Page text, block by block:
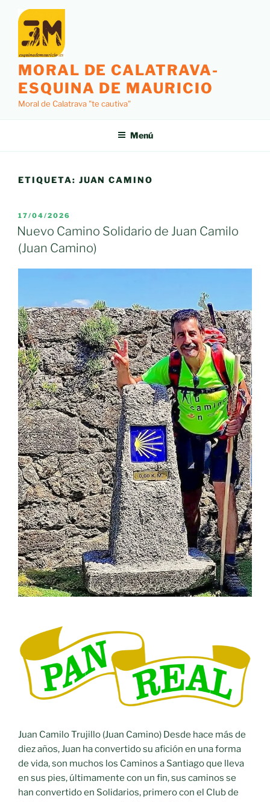
contenido
MORAL DE CALATRAVA-
ESQUINA DE MAURICIO
Moral de Calatrava "te cautiva"
Menú
ETIQUETA: JUAN CAMINO
PUBLICADO
EL
17/04/2026
Nuevo Camino Solidario de Juan Camilo
(Juan Camino)
Juan Camilo Trujillo (Juan Camino) Desde hace más de
diez años, Juan ha convertido su afición en una forma
de vida, son muchos los Caminos a Santiago que lleva
en sus pies, últimamente con un fin, sus caminos se
han convertido en Solidarios, primero con el Club de